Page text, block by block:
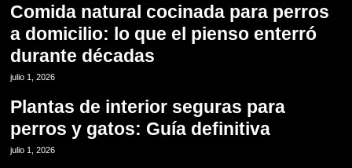
Comida natural cocinada para perros
a domicilio: lo que el pienso enterró
durante décadas
julio 1, 2026
Plantas de interior seguras para
perros y gatos: Guía definitiva
julio 1, 2026